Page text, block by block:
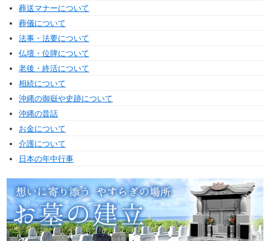
葬送マナーについて
葬儀について
法事・法要について
仏壇・位牌について
老後・終活について
相続について
沖縄の御嶽や史跡について
沖縄の昔話
お金について
介護について
日本の年中行事